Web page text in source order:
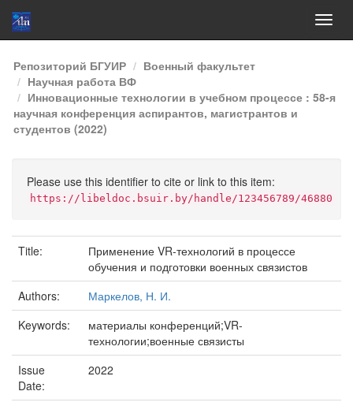
Skip
navigation
Репозиторий БГУИР
Военный факультет
Научная работа ВФ
Инновационные технологии в учебном процессе : 58-я
научная конференция аспирантов, магистрантов и
студентов (2022)
Please use this identifier to cite or link to this item:
https://libeldoc.bsuir.by/handle/123456789/46880
Title:
Применение VR-технологий в процессе
обучения и подготовки военных связистов
Authors:
Маркелов, Н. И.
Keywords:
материалы конференций;VR-
технологии;военные связисты
Issue
Date:
2022